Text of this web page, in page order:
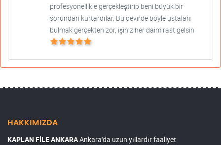
profesyonellikle gerçekleştirip beni büyük bir
sorundan kurtardılar. Bu devirde böyle ustaları
bulmak gerçekten zor, işiniz her daim rast gelsin
HAKKIMIZDA
KAPLAN FİLE ANKARAAnkara'da uzun yıllardır faaliyet